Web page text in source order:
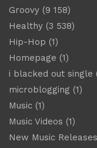
Groovy (9 158)
Healthy (3 538)
Hip-Hop (1)
Homepage (1)
i blacked out single
microblogging (1)
Music (1)
Music Videos (1)
New Music Releases